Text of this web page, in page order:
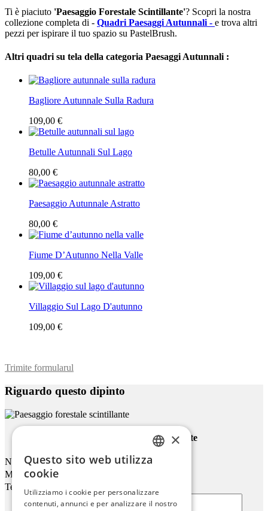
Ti è piaciuto 'Paesaggio Forestale Scintillante'? Scopri la nostra
collezione completa di - Quadri Paesaggi Autunnali - e trova altri
pezzi per ispirare il tuo spazio su PastelBrush.
Altri quadri su tela della categoria Paesaggi Autunnali :
Bagliore Autunnale Sulla Radura
109,00 €
Betulle Autunnali Sul Lago
80,00 €
Paesaggio Autunnale Astratto
80,00 €
Fiume D’Autunno Nella Valle
109,00 €
Villaggio Sul Lago D'autunno
109,00 €
Trimite formularul
Riguardo questo dipinto
Paesaggio Forestale Scintillante
Nome
Mail
Telefono
GERMAN
×
Questo sito web utilizza
cookie
Utilizziamo i cookie per personalizzare
contenuti, annunci e per analizzare il nostro